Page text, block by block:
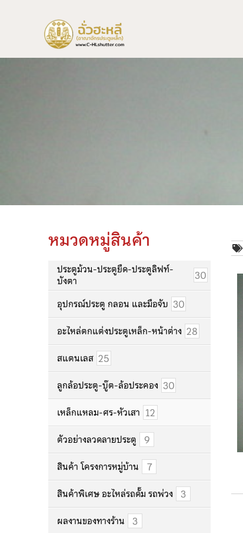
หมวดหมู่สินค้า
ประตูม้วน-ประตูยืด-ประตูลิฟท์-
บังตา
30
อุปกรณ์ประตู กลอน และมือจับ 30
อะไหล่ตกแต่งประตูเหล็ก-หน้าต่าง 28
สแตนเลส 25
ลูกล้อประตู-บู๊ต-ล้อประคอง 30
เหล็กแหลม-ศร-หัวเสา 12
ตัวอย่างลวดลายประตู 9
สินค้า โครงการหมู่บ้าน 7
สินค้าพิเศษ อะไหล่รถดั๊ม รถพ่วง 3
ผลงานของทางร้าน 3